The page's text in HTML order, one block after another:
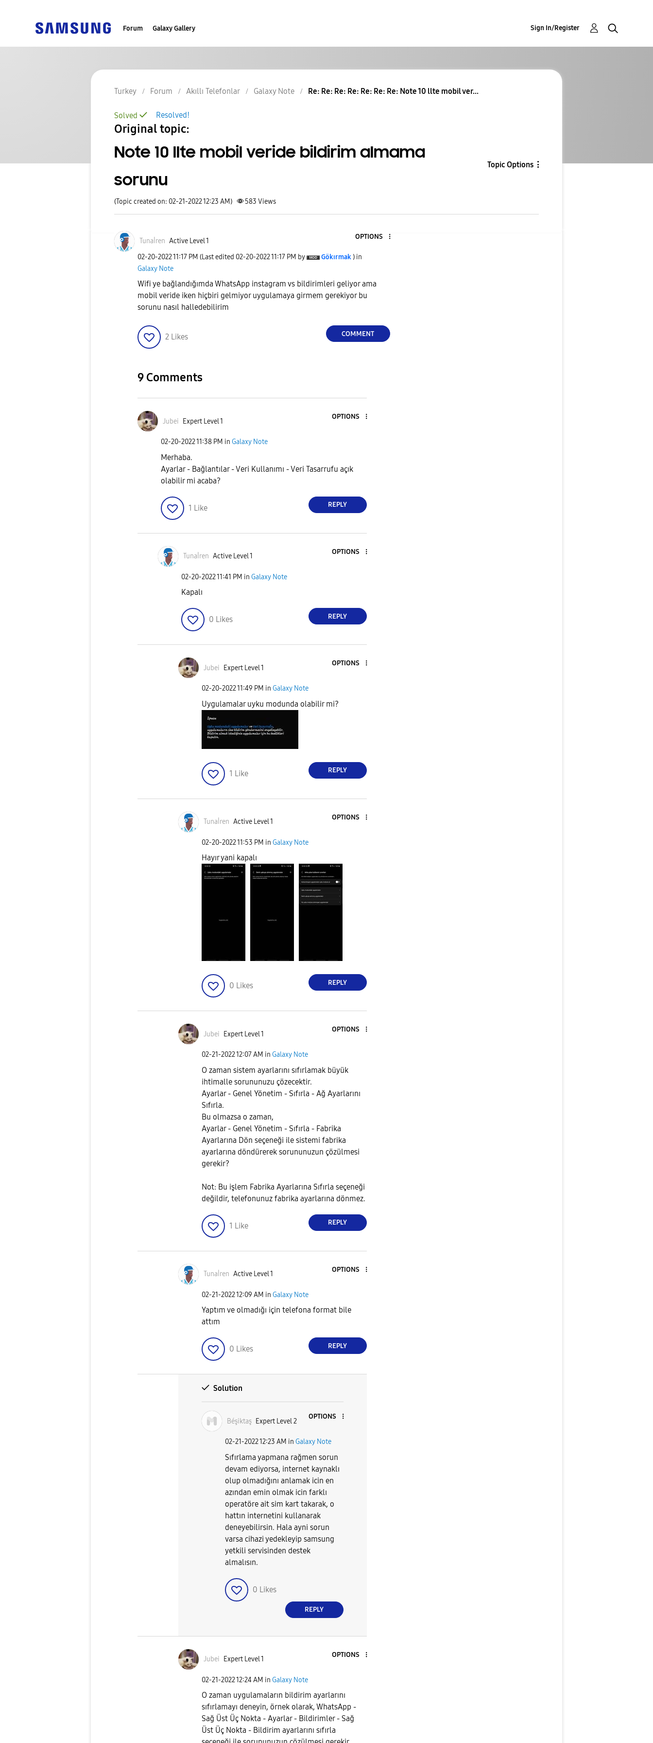
Forum Galaxy Gallery Sign In/Register
Turkey Forum Akıllı Telefonlar Galaxy Note Re: Re: Re: Re: Re: Re: Re: Note 10 llte mobil ver...
Resolved!
Solved
Original topic:
Note 10 llte mobil veride bildirim almama
sorunu
Topic Options
(Topic created on: 02-21-2022 12:23 AM) 583 Views
Tunaİren Active Level 1
OPTIONS
‎02-20-202211:17 PM (Last edited ‎02-20-202211:17 PM by Gökırmak ) in
Galaxy Note
Wifi ye bağlandığımda WhatsApp instagram vs bildirimleri geliyor ama
mobil veride iken hiçbiri gelmiyor uygulamaya girmem gerekiyor bu
sorunu nasıl halledebilirim
2 Likes COMMENT
9 Comments
Jubei Expert Level 1
OPTIONS
‎02-20-202211:38 PM in Galaxy Note
Merhaba.
Ayarlar - Bağlantılar - Veri Kullanımı - Veri Tasarrufu açık
olabilir mi acaba?
1 Like REPLY
Tunaİren Active Level 1
OPTIONS
‎02-20-202211:41 PM in Galaxy Note
Kapalı
0 Likes REPLY
Jubei Expert Level 1
OPTIONS
‎02-20-202211:49 PM in Galaxy Note
Uygulamalar uyku modunda olabilir mi?
1 Like REPLY
Tunaİren Active Level 1
OPTIONS
‎02-20-202211:53 PM in Galaxy Note
Hayır yani kapalı
0 Likes REPLY
Jubei Expert Level 1
OPTIONS
‎02-21-202212:07 AM in Galaxy Note
O zaman sistem ayarlarını sıfırlamak büyük
ihtimalle sorununuzu çözecektir.
Ayarlar - Genel Yönetim - Sıfırla - Ağ Ayarlarını
Sıfırla.
Bu olmazsa o zaman,
Ayarlar - Genel Yönetim - Sıfırla - Fabrika
Ayarlarına Dön seçeneği ile sistemi fabrika
ayarlarına döndürerek sorununuzun çözülmesi
gerekir?
Not: Bu işlem Fabrika Ayarlarına Sıfırla seçeneği
değildir, telefonunuz fabrika ayarlarına dönmez.
1 Like REPLY
Tunaİren Active Level 1
OPTIONS
‎02-21-202212:09 AM in Galaxy Note
Yaptım ve olmadığı için telefona format bile
attım
0 Likes REPLY
Solution
Béşiktaş Expert Level 2
OPTIONS
‎02-21-202212:23 AM in Galaxy Note
Sıfırlama yapmana rağmen sorun
devam ediyorsa, internet kaynaklı
olup olmadığını anlamak icin en
azından emin olmak icin farklı
operatöre ait sim kart takarak, o
hattın internetini kullanarak
deneyebilirsin. Hala ayni sorun
varsa cihazi yedekleyip samsung
yetkili servisinden destek
almalısın.
0 Likes
REPLY
Jubei Expert Level 1
OPTIONS
‎02-21-202212:24 AM in Galaxy Note
O zaman uygulamaların bildirim ayarlarını
sıfırlamayı deneyin, örnek olarak, WhatsApp -
Sağ Üst Üç Nokta - Ayarlar - Bildirimler - Sağ
Üst Üç Nokta - Bildirim ayarlarını sıfırla